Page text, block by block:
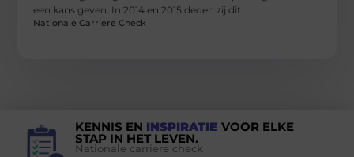
een kans geven. In 2014 en 2015 deden zij dit
Nationale Carriere Check
KENNIS EN INSPIRATIE VOOR ELKE
STAP IN HET LEVEN.
Nationale carriere check